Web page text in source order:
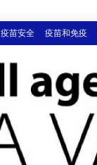
疫苗安全 疫苗和免疫